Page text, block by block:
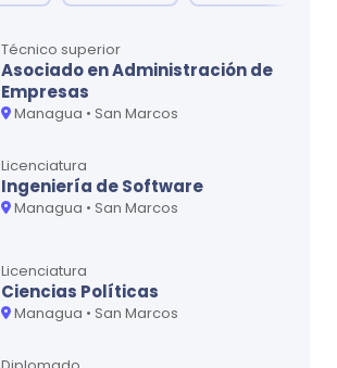
Técnico superior
Asociado en Administración de
Empresas
Managua • San Marcos
Licenciatura
Ingeniería de Software
Managua • San Marcos
Licenciatura
Ciencias Políticas
Managua • San Marcos